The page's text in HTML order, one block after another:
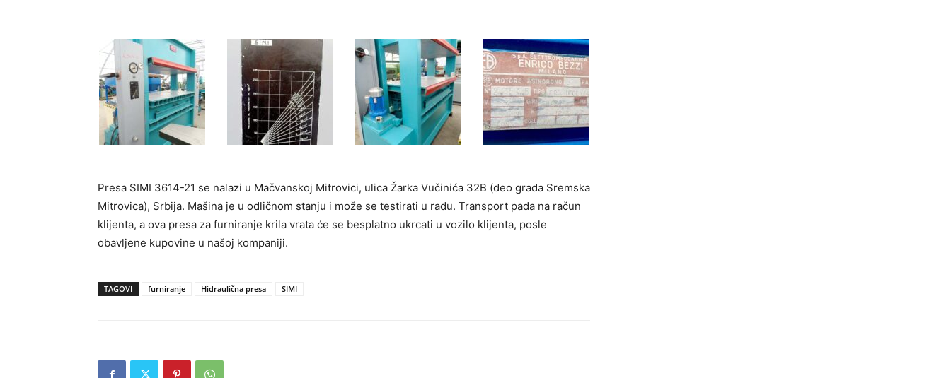
Presa SIMI 3614-21 se nalazi u Mačvanskoj Mitrovici, ulica Žarka Vučinića 32B (deo grada Sremska
Mitrovica), Srbija. Mašina je u odličnom stanju i može se testirati u radu. Transport pada na račun
klijenta, a ova presa za furniranje krila vrata će se besplatno ukrcati u vozilo klijenta, posle
obavljene kupovine u našoj kompaniji.
TAGOVI furniranje Hidraulična presa SIMI